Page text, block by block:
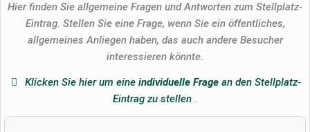
Hier finden Sie allgemeine Fragen und Antworten zum Stellplatz-
Eintrag. Stellen Sie eine Frage, wenn Sie ein öffentliches,
allgemeines Anliegen haben, das auch andere Besucher
interessieren könnte.
Klicken Sie hier um eineindividuelle Frage an den Stellplatz-
Eintrag zu stellen .